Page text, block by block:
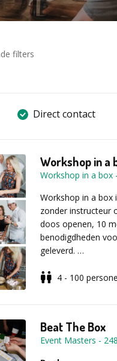
filters
Direct contact
Workshop in a
Workshop in a box -
Workshop in a box
zonder instructeur
doos openen, 10
benodigdheden
geleverd.
Dit creëert een
Er is geen lesgever
worden. Neen,
de webshop kunt
4 - 100
Beat The Box
Event Masters -